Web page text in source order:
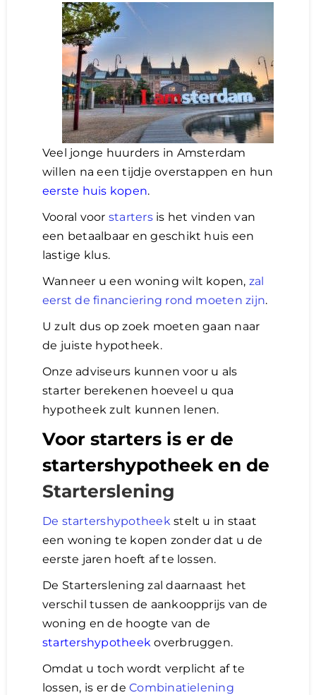
Veel jonge huurders in Amsterdam
willen na een tijdje overstappen en hun
eerste huis kopen.
Vooral voor startersis het vinden van
een betaalbaar en geschikt huis een
lastige klus.
Wanneer u een woning wilt kopen, zal
eerst de financiering rond moeten zijn.
U zult dus op zoek moeten gaan naar
de juiste hypotheek.
Onze adviseurs kunnen voor u als
starter berekenen hoeveel u qua
hypotheek zult kunnen lenen.
Voor starters is er de
startershypotheek en de
Starterslening
De startershypotheek stelt u in staat
een woning te kopen zonder dat u de
eerste jaren hoeft af te lossen.
De Starterslening zal daarnaast het
verschil tussen de aankoopprijs van de
woning en de hoogte van de
startershypotheek overbruggen.
Omdat u toch wordt verplicht af te
lossen, is er deCombinatielening